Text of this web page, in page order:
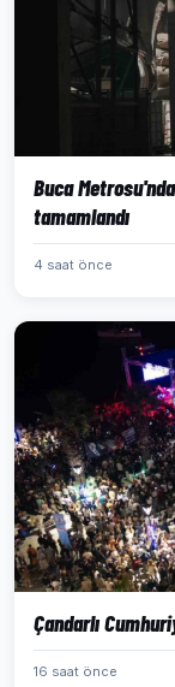
Buca
tamamlandı
4 saat önce
Çandarlı
16 saat önce